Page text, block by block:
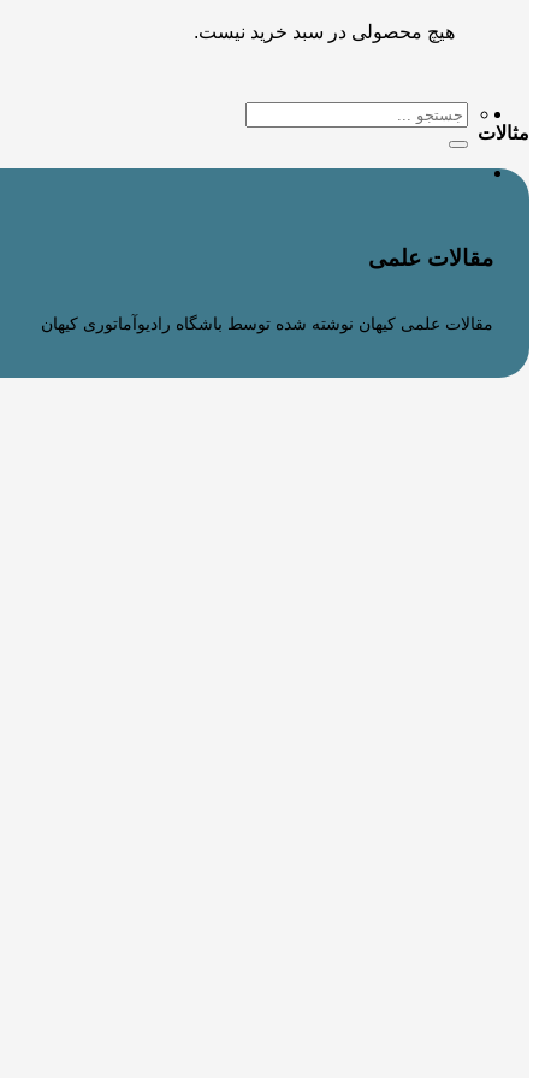
هیچ محصولی در سبد خرید نیست.
جستجو
مثالات
مقالات علمی
مقالات علمی کیهان نوشته شده توسط باشگاه رادیوآماتوری کیهان